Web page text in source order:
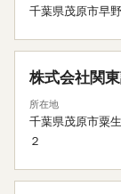
千葉県茂原市早
株式会社関
所在地
千葉県茂原市粟
２